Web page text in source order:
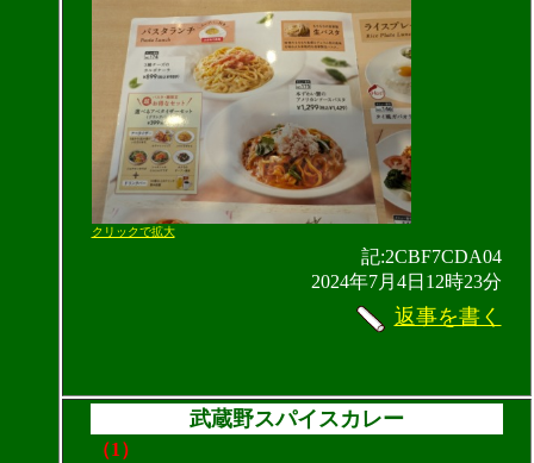
クリックで拡大
記:2CBF7CDA04
2024年7月4日12時23分
返事を書く
武蔵野スパイスカレー
（1）